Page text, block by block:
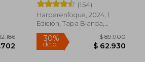
(154)
Harperenfoque, 2024, 1
Edición, Tapa Blanda,
Nuevo